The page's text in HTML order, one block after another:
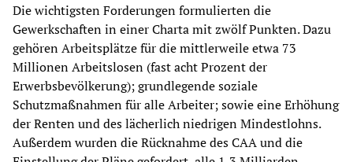
Die wichtigsten Forderungen formulierten die
Gewerkschaften in einer Charta mit zwölf Punkten. Dazu
gehören Arbeitsplätze für die mittlerweile etwa 73
Millionen Arbeitslosen (fast acht Prozent der
Erwerbsbevölkerung); grundlegende soziale
Schutzmaßnahmen für alle Arbeiter; sowie eine Erhöhung
der Renten und des lächerlich niedrigen Mindestlohns.
Außerdem wurden die Rücknahme des CAA und die